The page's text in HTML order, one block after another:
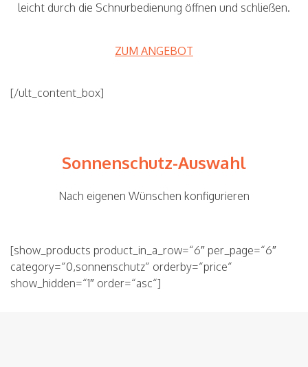
leicht durch die Schnurbedienung öffnen und schließen.
ZUM ANGEBOT
[/ult_content_box]
Sonnenschutz-Auswahl
Nach eigenen Wünschen konfigurieren
[show_products product_in_a_row=“6″ per_page=“6″
category=“0,sonnenschutz“ orderby=“price“
show_hidden=“1″ order=“asc“]